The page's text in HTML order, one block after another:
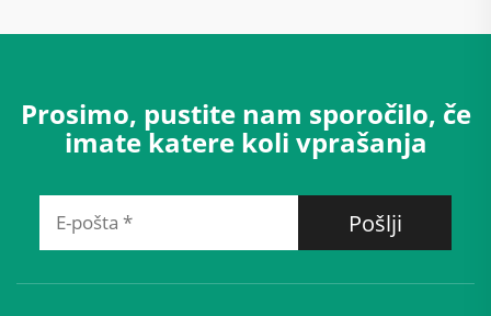
Prosimo, pustite nam sporočilo, če
imate katere koli vprašanja
Pošlji